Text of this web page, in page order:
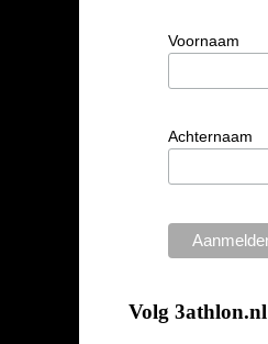
Voornaam
Achternaam
Volg 3athlon.nl